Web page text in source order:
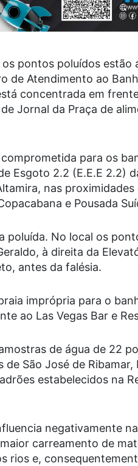
os pontos poluídos estão
de Atendimento ao
concentrada em
Jornal da Praça de
para os
Esgoto 2.2 (E.E.E 2.2)
nas proximidades
e Pousada
poluída. No local os
à direita da
antes da falésia.
imprópria para o
ao Las Vegas Bar e
de água de 22
São José de Ribamar,
estabelecidos na
negativamente
carreamento de
rios e,